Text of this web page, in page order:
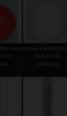
sfera mensa candela
diam.cm.10
col.bianca